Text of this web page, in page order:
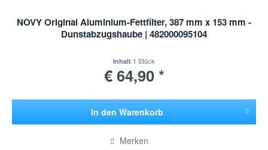
NOVY Original Aluminium-Fettfilter, 387 mm x 153 mm -
Dunstabzugshaube | 482000095104
Inhalt 1 Stück
€ 64,90 *
In den Warenkorb
Merken